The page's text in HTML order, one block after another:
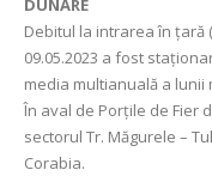
DUNĂRE
Debitul la intrarea în țară
09.05.2023 a fost
media multianuală a lunii
În aval de Porțile de Fier
sectorul Tr. Măgurele –
Corabia.